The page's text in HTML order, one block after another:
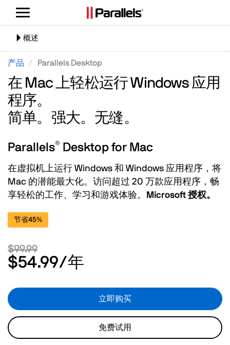
切
导
切
导
概述
产品 Parallels Desktop
在 Mac 上轻松运行 Windows 应用
程序。
简单。强大。无缝。
Parallels® Desktop for Mac
在虚拟机上运行 Windows 和 Windows 应用程序，将
Mac 的潜能最大化。访问超过 20 万款应用程序，畅
享轻松的工作、学习和游戏体验。
Microsoft 授权。
节省45%
$99.99
$54.99/年
立即购买
免费试用